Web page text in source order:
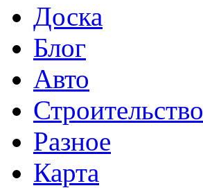
Доска
Блог
Авто
Строительство
Разное
Карта